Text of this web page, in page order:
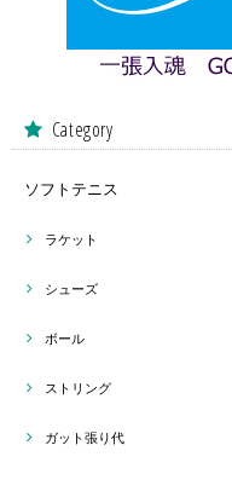
Category
ソフトテニス
ラケット
シューズ
ボール
ストリング
ガット張り代